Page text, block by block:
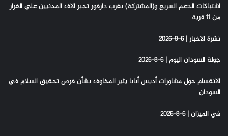
اشتباكات الدعم السريع و(المشتركة) بغرب دارفور تجبر الاف المدنيين علي الفرار
من 11 قرية
نشرة الاخبار | 6-8-2026
جولة السودان اليوم | 6-8-2026
الانقسام حول مشاورات أديس أبابا يثير المخاوف بشأن فرص تحقيق السلام في
السودان
في الميزان | 6-8-2026